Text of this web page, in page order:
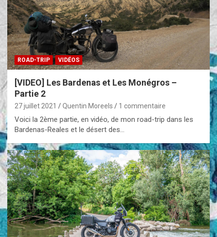
ROAD-TRIP VIDÉOS
[VIDEO] Les Bardenas et Les Monégros –
Partie 2
27 juillet 2021 Quentin Moreels 1 commentaire
Voici la 2ème partie, en vidéo, de mon road-trip dans les
Bardenas-Reales et le désert des…